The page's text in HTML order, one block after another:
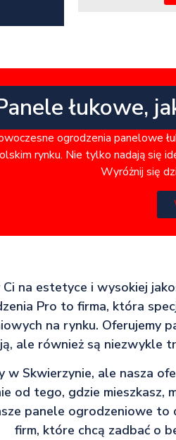
łukowe,
ogrodzenia panelowe
rynku. Nie tylko nadają się
Wyróżnij się
Ci na estetyce i wysokiej
Pro to firma, która
na rynku. Oferujemy
ale również są niezwykle
w Skwierzynie, ale nasza
od tego, gdzie mieszkasz,
panele ogrodzeniowe
firm, które chcą zadbać o